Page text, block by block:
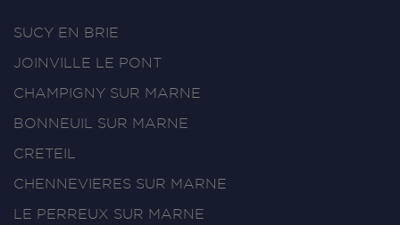
SUCY EN BRIE
JOINVILLE LE PONT
CHAMPIGNY SUR MARNE
BONNEUIL SUR MARNE
CRETEIL
CHENNEVIERES SUR MARNE
LE PERREUX SUR MARNE